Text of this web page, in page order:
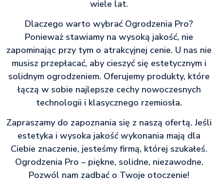
wiele lat.
Dlaczego warto wybrać Ogrodzenia Pro?
Ponieważ stawiamy na wysoką jakość, nie
zapominając przy tym o atrakcyjnej cenie. U nas nie
musisz przepłacać, aby cieszyć się estetycznym i
solidnym ogrodzeniem. Oferujemy produkty, które
łączą w sobie najlepsze cechy nowoczesnych
technologii i klasycznego rzemiosła.
Zapraszamy do zapoznania się z naszą ofertą. Jeśli
estetyka i wysoka jakość wykonania mają dla
Ciebie znaczenie, jesteśmy firmą, której szukałeś.
Ogrodzenia Pro – piękne, solidne, niezawodne.
Pozwól nam zadbać o Twoje otoczenie!